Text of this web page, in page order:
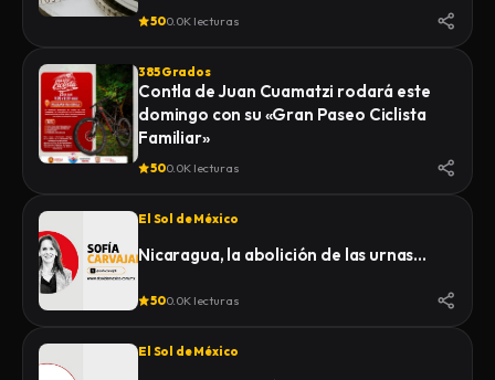
500.0K lecturas
385 Grados
Contla de Juan Cuamatzi rodará este
domingo con su «Gran Paseo Ciclista
Familiar»
500.0K lecturas
El Sol de México
Nicaragua, la abolición de las urnas…
500.0K lecturas
El Sol de México